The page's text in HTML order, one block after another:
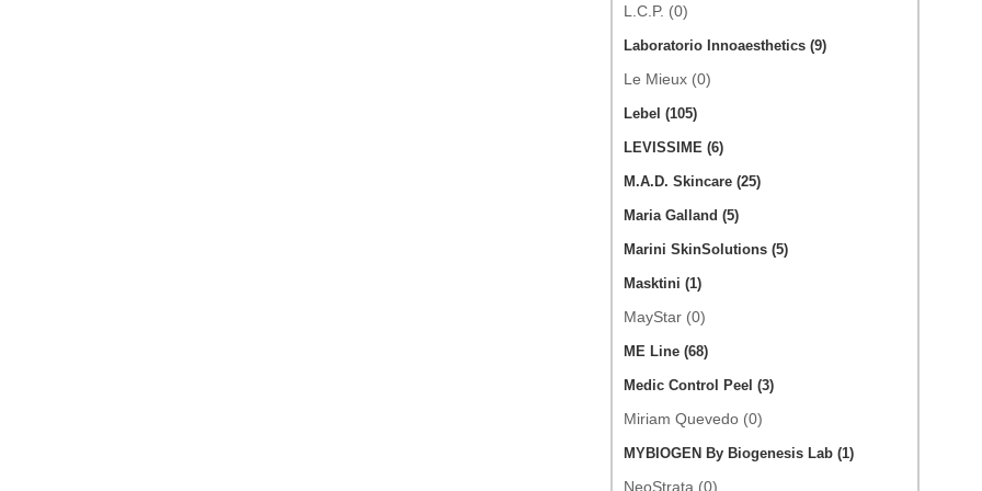
L.C.P. (0)
Laboratorio Innoaesthetics (9)
Le Mieux (0)
Lebel (105)
LEVISSIME (6)
M.A.D. Skincare (25)
Maria Galland (5)
Marini SkinSolutions (5)
Masktini (1)
MayStar (0)
ME Line (68)
Medic Control Peel (3)
Miriam Quevedo (0)
MYBIOGEN By Biogenesis Lab (1)
NeoStrata (0)